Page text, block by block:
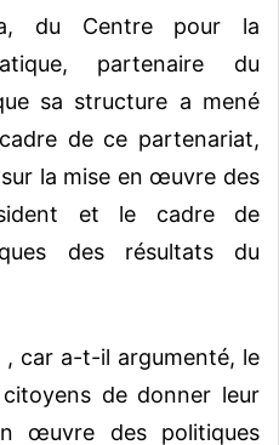
du Centre pour la
partenaire du
sa structure a mené
de ce partenariat,
la mise en œuvre des
et le cadre de
des résultats du
car a-t-il argumenté, le
de donner leur
œuvre des politiques